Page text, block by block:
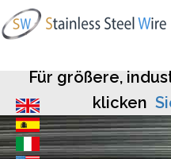
Für größere,
klicken